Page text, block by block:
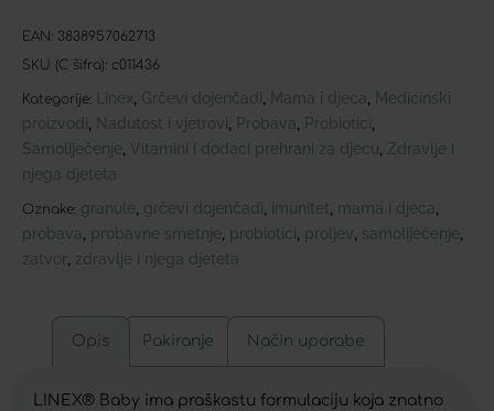
EAN: 3838957062713
SKU (C šifra): c011436
Kategorije: Linex Grčevi dojenčadi Mama i djeca
Medicinski
proizvodi
Nadutost i vjetrovi Probava Probiotici
Samoliječenje Vitamini i dodaci prehrani za djecu Zdravlje i
njega djeteta
Oznake: granule grčevi dojenčadi imunitet mama i djeca
probava probavne smetnje probiotici proljev samoliječenje
zatvor zdravlje i njega djeteta
Opis Pakiranje Način uporabe
LINEX® Baby ima praškastu formulaciju koja znatno